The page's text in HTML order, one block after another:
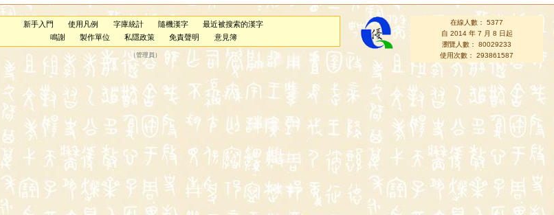
新手入門 使用凡例 字庫統計 隨機漢字
最近被搜索的漢字
鳴謝
製作單位 私隱政策 免責聲明 意見簿
（管理員 ）
在線人數： 5377
自 2014 年 7 月 8 日起
瀏覽人數： 80029233
使用次數： 293861587